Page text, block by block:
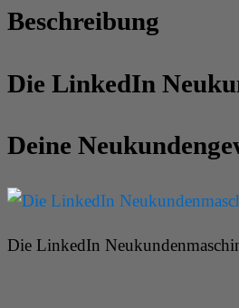
Beschreibung
Die LinkedIn
Deine
Die LinkedIn